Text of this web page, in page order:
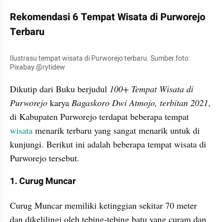
Rekomendasi 6 Tempat Wisata di Purworejo
Terbaru
Ilustrasu tempat wisata di Purworejo terbaru. Sumber foto:
Pixabay @rytidew
Dikutip dari Buku berjudul 100+ Tempat Wisata di
Purworejo karya Bagaskoro Dwi Atmojo, terbitan 2021,
wisata menarik terbaru yang sangat menarik untuk di
kunjungi. Berikut ini adalah beberapa tempat wisata di
Purworejo tersebut.
1. Curug Muncar
Curug Muncar memiliki ketinggian sekitar 70 meter
dan dikelilingi oleh tebing-tebing batu yang curam dan